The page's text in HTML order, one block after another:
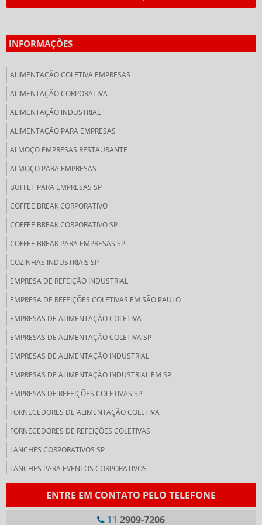
INFORMAÇÕES
ALIMENTAÇÃO COLETIVA EMPRESAS
ALIMENTAÇÃO CORPORATIVA
ALIMENTAÇÃO INDUSTRIAL
ALIMENTAÇÃO PARA EMPRESAS
ALMOÇO EMPRESAS RESTAURANTE
ALMOÇO PARA EMPRESAS
BUFFET PARA EMPRESAS SP
COFFEE BREAK CORPORATIVO
COFFEE BREAK CORPORATIVO SP
COFFEE BREAK PARA EMPRESAS SP
COZINHAS INDUSTRIAIS SP
EMPRESA DE REFEIÇÃO INDUSTRIAL
EMPRESA DE REFEIÇÕES COLETIVAS EM SÃO PAULO
EMPRESAS DE ALIMENTAÇÃO COLETIVA
EMPRESAS DE ALIMENTAÇÃO COLETIVA SP
EMPRESAS DE ALIMENTAÇÃO INDUSTRIAL
EMPRESAS DE ALIMENTAÇÃO INDUSTRIAL EM SP
EMPRESAS DE REFEIÇÕES COLETIVAS SP
FORNECEDORES DE ALIMENTAÇÃO COLETIVA
FORNECEDORES DE REFEIÇÕES COLETIVAS
LANCHES CORPORATIVOS SP
LANCHES PARA EVENTOS CORPORATIVOS
LANCHONETE PARA EMPRESAS
ENTRE EM CONTATO PELO TELEFONE
11 2909-7206